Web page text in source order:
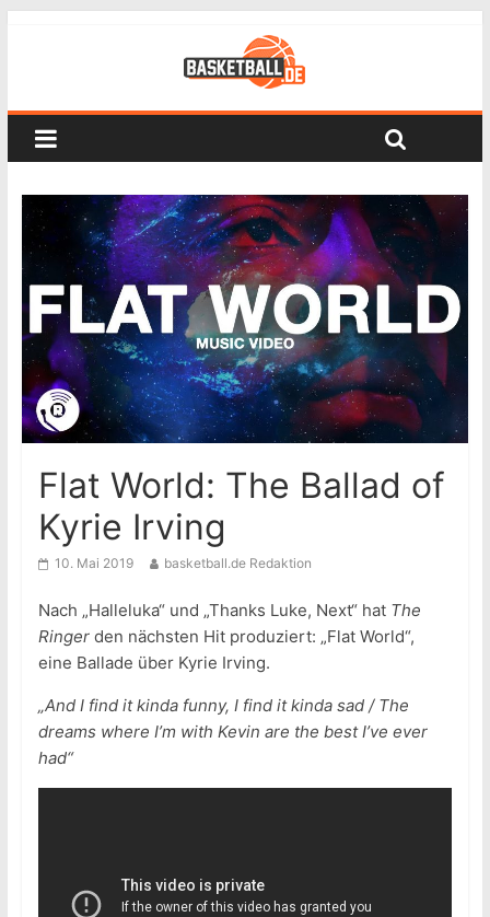
Flat World: The Ballad of
Kyrie Irving
10. Mai 2019 basketball.de Redaktion
Nach „Halleluka“ und „Thanks Luke, Next“ hat The
Ringerden nächsten Hit produziert: „Flat World“,
eine Ballade über Kyrie Irving.
„And I find it kinda funny, I find it kinda sad / The
dreams where I’m with Kevin are the best I’ve ever
had“